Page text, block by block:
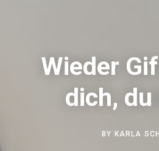
Wieder
dich,
BY KARLA